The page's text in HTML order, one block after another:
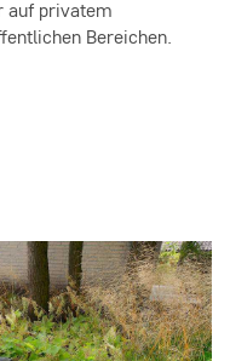
auf privatem
Bereichen.